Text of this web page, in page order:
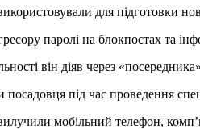
для підготовки
паролі на блокпостах та
він діяв через
під час проведення
мобільний телефон,